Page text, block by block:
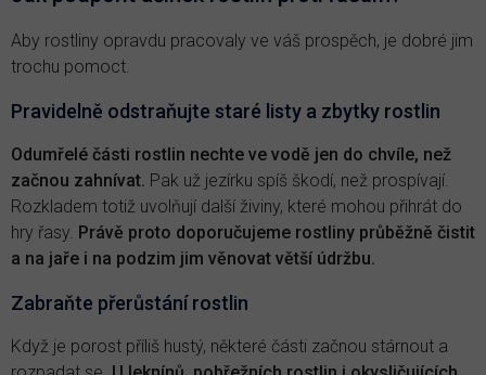
Aby rostliny opravdu pracovaly ve váš prospěch, je dobré jim
trochu pomoct.
Pravidelně odstraňujte staré listy a zbytky rostlin
Odumřelé části rostlin nechte ve vodě jen do chvíle, než
začnou zahnívat. Pak už jezírku spíš škodí, než prospívají.
Rozkladem totiž uvolňují další živiny, které mohou přihrát do
hry řasy. Právě proto doporučujeme rostliny průběžně čistit
a na jaře i na podzim jim věnovat větší údržbu.
Zabraňte přerůstání rostlin
Když je porost příliš hustý, některé části začnou stárnout a